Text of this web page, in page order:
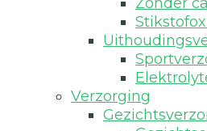
Verzorging